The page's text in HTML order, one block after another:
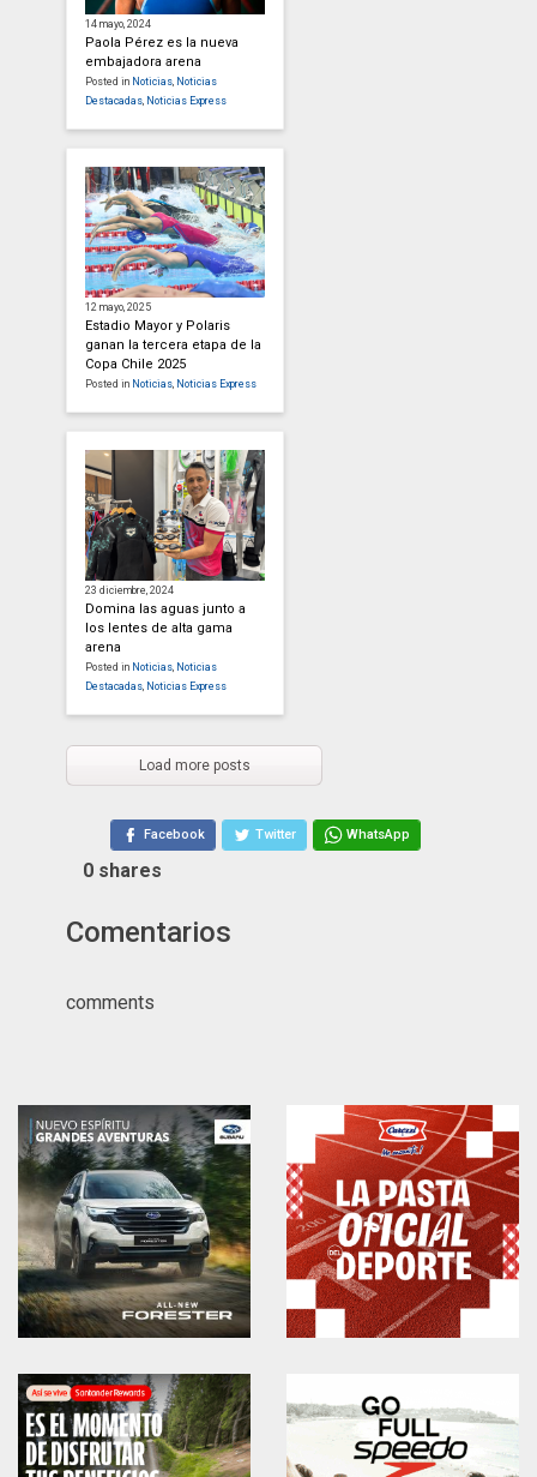
14 mayo, 2024
Paola Pérez es la nueva
embajadora arena
Posted in Noticias, Noticias
Destacadas, Noticias Express
12 mayo, 2025
Estadio Mayor y Polaris
ganan la tercera etapa de la
Copa Chile 2025
Posted in Noticias, Noticias Express
23 diciembre, 2024
Domina las aguas junto a
los lentes de alta gama
arena
Posted in Noticias, Noticias
Destacadas, Noticias Express
Load more posts
Facebook Twitter WhatsApp
0 shares
Comentarios
comments